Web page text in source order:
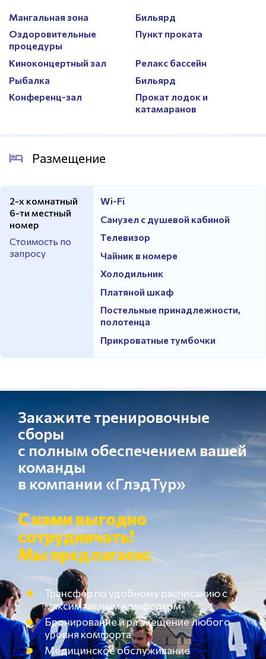
Мангальная зона
Бильярд
Оздоровительные
процедуры
Пункт проката
Киноконцертный зал
Релакс бассейн
Рыбалка
Бильярд
Конференц-зал
Прокат лодок и
катамаранов
Размещение
2-х комнатный
6-ти местный
номер
Стоимость по
запросу
Wi-Fi
Санузел с душевой кабиной
Телевизор
Чайник в номере
Холодильник
Платяной шкаф
Постельные принадлежности,
полотенца
Прикроватные тумбочки
Закажите тренировочные
сборы
с полным обеспечением вашей
команды
в компании «ГлэдТур»
С нами выгодно
сотрудничать!
Мы предлагаем:
Трансфер по удобному расписанию с
максимальным комфортом
Бронирование и размещение любого
уровня комфорта
Медицинское обслуживание